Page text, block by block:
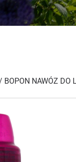
BOPON NAWÓZ DO